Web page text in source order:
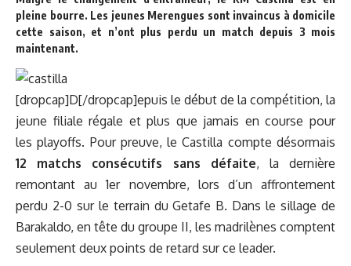
pleine bourre. Les jeunes Merengues sont invaincus à domicile
cette saison, et n’ont plus perdu un match depuis 3 mois
maintenant.
[dropcap]D[/dropcap]epuis le début de la compétition, la
jeune filiale régale et plus que jamais en course pour
les playoffs. Pour preuve, le Castilla compte désormais
12 matchs consécutifs sans défaite, la dernière
remontant au 1er novembre, lors d’un affrontement
perdu 2-0 sur le terrain du Getafe B. Dans le sillage de
Barakaldo, en tête du groupe II, les madrilènes comptent
seulement deux points de retard sur ce leader.